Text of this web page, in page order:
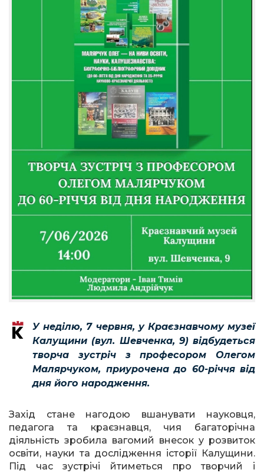
У неділю, 7 червня, у Краєзнавчому музеї
Калущини (вул. Шевченка, 9) відбудеться
творча зустріч з професором Олегом
Малярчуком, приурочена до 60-річчя від
дня його народження.
Захід стане нагодою вшанувати науковця,
педагога та краєзнавця, чия багаторічна
діяльність зробила вагомий внесок у розвиток
освіти, науки та дослідження історії Калущини.
Під час зустрічі йтиметься про творчий і